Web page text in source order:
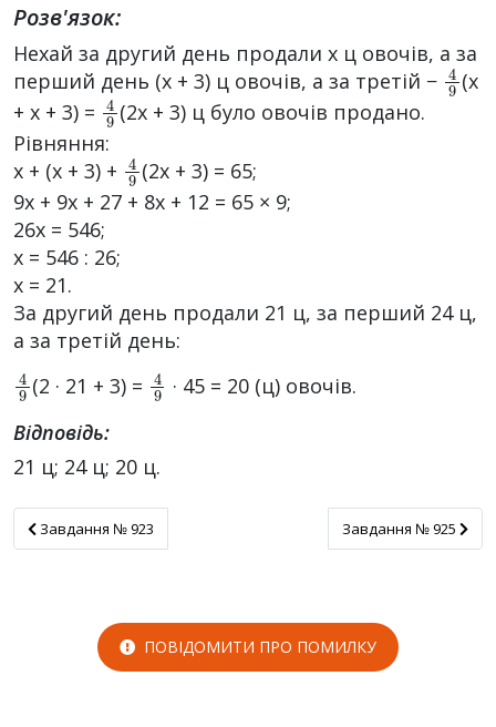
Розв'язок:
Нехай за другий день продали x ц овочів, а за
перший день (x + 3) ц овочів, а за третій − 49(x
+ x + 3) = 49(2x + 3) ц було овочів продано.
Рівняння:
x + (x + 3) + 4 (2x + 3) = 65;
9x + 9x + 27 + 8x + 12 = 65 × 9;
26x = 546;
x = 546 : 26;
x = 21.
За другий день продали 21 ц, за перший 24 ц,
а за третій день:
4 (2 · 21 + 3) = 4 · 45 = 20 (ц) овочів.
Відповідь:
21 ц; 24 ц; 20 ц.
Завдання № 923
Завдання № 923 Завдання № 925
Завдання № 925
ПОВІДОМИТИ ПРО ПОМИЛКУ